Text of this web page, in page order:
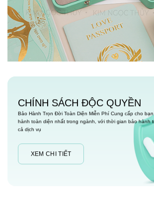
CHÍNH SÁCH ĐỘC QUYỀN
Bảo Hành Trọn Đời Toàn Diện Miễn Phí Cung cấp cho
hành toàn diện nhất trong ngành, với thời gian bảo hành
cả dịch vụ
XEM CHI TIẾT